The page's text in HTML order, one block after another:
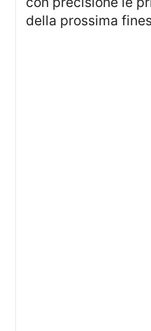
della prossima